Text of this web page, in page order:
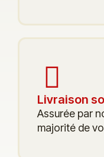
Livraison
Assurée par
majorité de